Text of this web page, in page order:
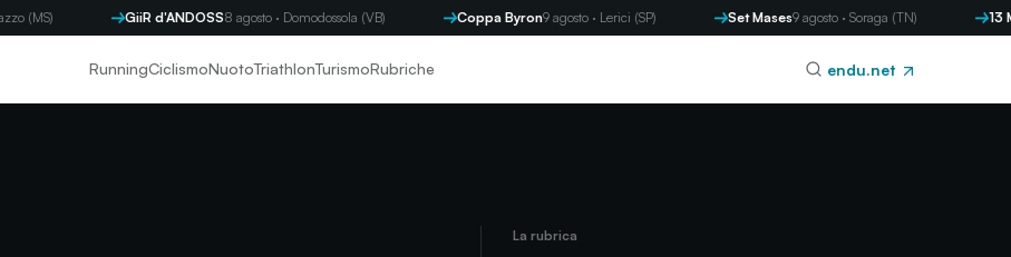
GiiR d'ANDOSS8 agosto · Domodossola (VB) Coppa Byron9 agosto · Lerici (SP) Set Mases9 agosto · Soraga (TN) 13
RunningCiclismoNuotoTriathlonTurismoRubriche endu.net
La rubrica